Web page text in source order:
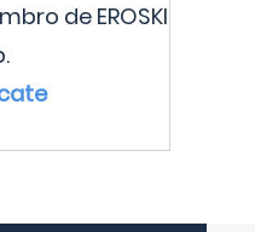
de EROSKI